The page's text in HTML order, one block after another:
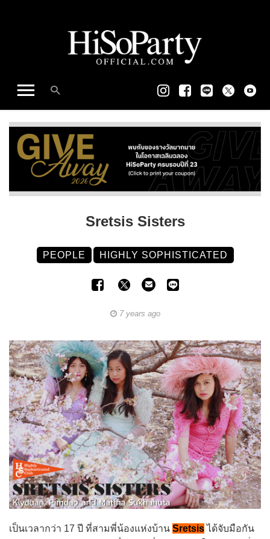
Sretsis Sisters
PEOPLE HIGHLY SOPHISTICATED
7 years ago
เป็นเวลากว่า 17 ปี ที่สามพี่น้องแห่งบ้าน Sretsisได้จับมือกัน